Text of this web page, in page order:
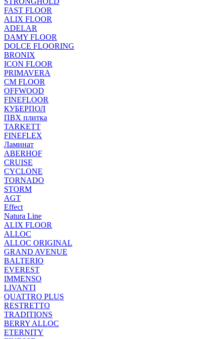
FAST FLOOR
ALIX FLOOR
ADELAR
DAMY FLOOR
DOLCE FLOORING
BRONIX
ICON FLOOR
PRIMAVERA
CM FLOOR
OFFWOOD
FINEFLOOR
КУБЕРПОЛ
ПВХ плитка
TARKETT
FINEFLEX
Ламинат
ABERHOF
CRUISE
CYCLONE
TORNADO
STORM
AGT
Effect
Natura Line
ALIX FLOOR
ALLOC
ALLOC ORIGINAL
GRAND AVENUE
BALTERIO
EVEREST
IMMENSO
LIVANTI
QUATTRO PLUS
RESTRETTO
TRADITIONS
BERRY ALLOC
ETERNITY